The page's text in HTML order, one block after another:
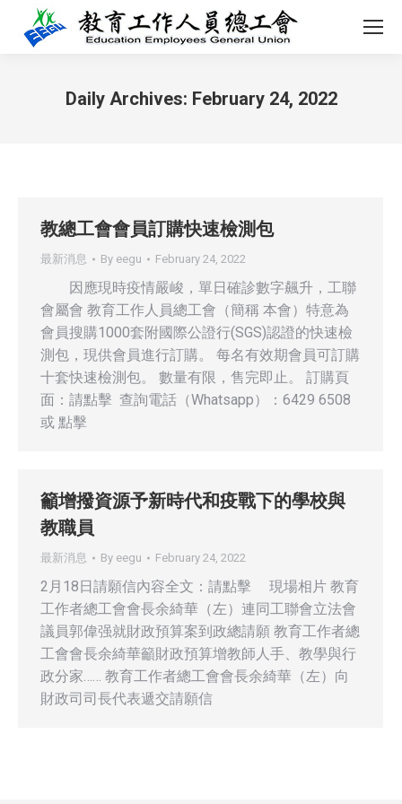
Daily Archives: February 24, 2022
教總工會會員訂購快速檢測包
最新消息 By eegu February 24, 2022
因應現時疫情嚴峻，單日確診數字飆升，工聯
會屬會 教育工作人員總工會（簡稱 本會）特意為
會員搜購1000套附國際公證行(SGS)認證的快速檢
測包，現供會員進行訂購。 每名有效期會員可訂購
十套快速檢測包。 數量有限，售完即止。 訂購頁
面：請點擊 查詢電話（Whatsapp）：6429 6508
或 點擊
籲增撥資源予新時代和疫戰下的學校與
教職員
最新消息 By eegu February 24, 2022
2月18日請願信內容全文：請點擊 現場相片 教育
工作者總工會會長余綺華（左）連同工聯會立法會
議員郭偉强就財政預算案到政總請願 教育工作者總
工會會長余綺華籲財政預算增教師人手、教學與行
政分家…… 教育工作者總工會會長余綺華（左）向
財政司司長代表遞交請願信